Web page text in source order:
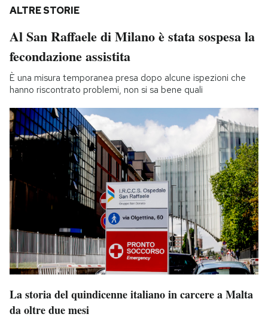
ALTRE STORIE
Al San Raffaele di Milano è stata sospesa la
fecondazione assistita
È una misura temporanea presa dopo alcune ispezioni che
hanno riscontrato problemi, non si sa bene quali
La storia del quindicenne italiano in carcere a Malta
da oltre due mesi